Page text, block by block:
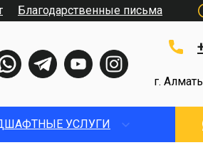
г.
Благодарственные письма
УСЛУГИ